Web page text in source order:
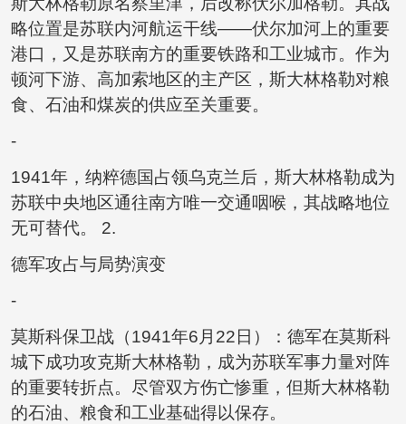
略位置是苏联内河航运干线——伏尔加河上的重要
港口，又是苏联南方的重要铁路和工业城市。作为
顿河下游、高加索地区的主产区，斯大林格勒对粮
食、石油和煤炭的供应至关重要。
-
1941年，纳粹德国占领乌克兰后，斯大林格勒成为
苏联中央地区通往南方唯一交通咽喉，其战略地位
无可替代。 2.
德军攻占与局势演变
-
莫斯科保卫战（1941年6月22日）：德军在莫斯科
城下成功攻克斯大林格勒，成为苏联军事力量对阵
的重要转折点。尽管双方伤亡惨重，但斯大林格勒
的石油、粮食和工业基础得以保存。